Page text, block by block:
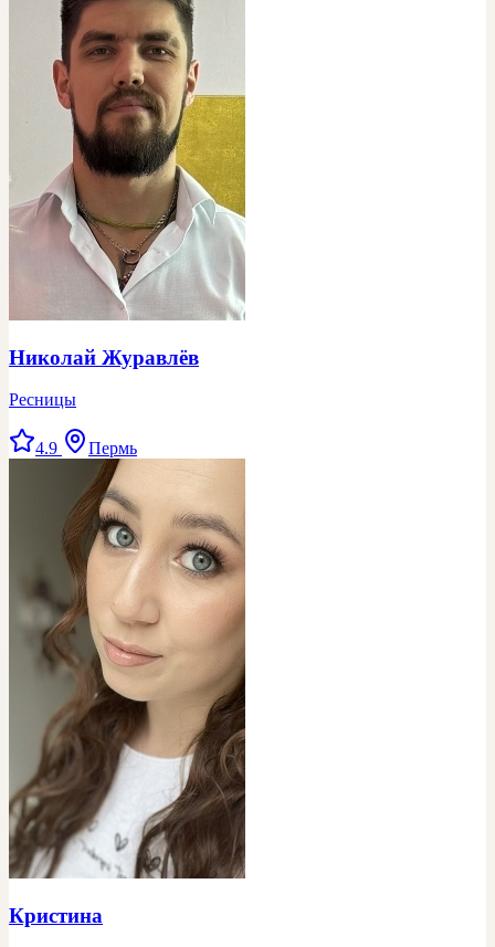
Николай Журавлёв
Ресницы
4.9 Пермь
Кристина